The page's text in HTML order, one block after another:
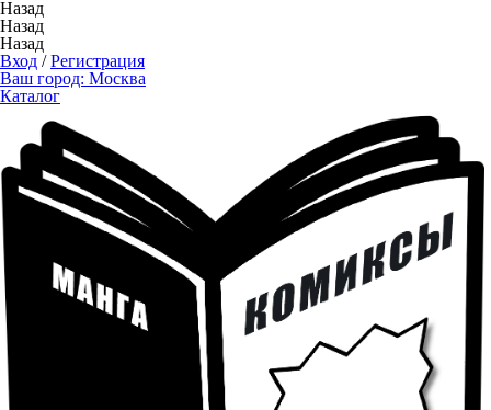
Назад
Назад
Назад
Вход /Регистрация
Ваш город: Москва
Каталог